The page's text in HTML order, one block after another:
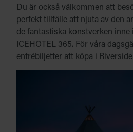
Du är också välkommen att
perfekt tillfälle att njuta av den
de fantastiska konstverken inne
ICEHOTEL 365. För våra
entrébiljetter att köpa i